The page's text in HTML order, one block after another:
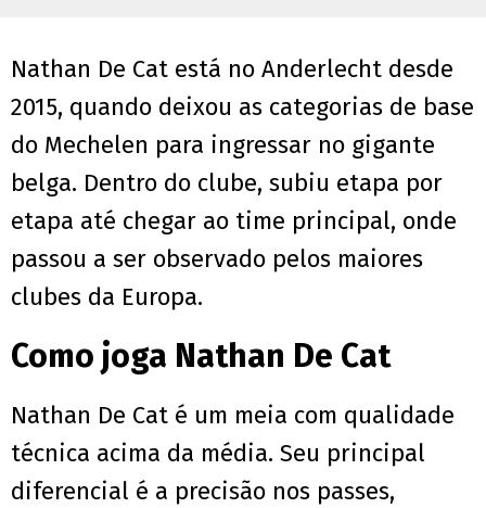
Nathan De Cat está no Anderlecht desde
2015, quando deixou as categorias de base
do Mechelen para ingressar no gigante
belga. Dentro do clube, subiu etapa por
etapa até chegar ao time principal, onde
passou a ser observado pelos maiores
clubes da Europa.
Como joga Nathan De Cat
Nathan De Cat é um meia com qualidade
técnica acima da média. Seu principal
diferencial é a precisão nos passes,